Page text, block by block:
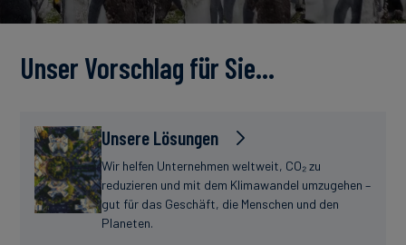
Unser Vorschlag für Sie…
Unsere Lösungen
Wir helfen Unternehmen weltweit, CO₂ zu
reduzieren und mit dem Klimawandel umzugehen –
gut für das Geschäft, die Menschen und den
Planeten.